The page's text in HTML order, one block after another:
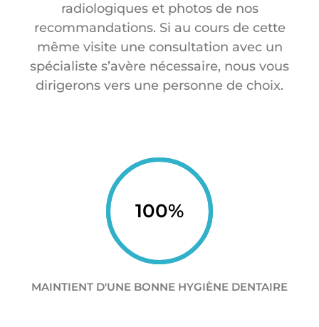
radiologiques et photos de nos
recommandations. Si au cours de cette
même visite une consultation avec un
spécialiste s’avère nécessaire, nous vous
dirigerons vers une personne de choix.
100%
MAINTIENT D'UNE BONNE HYGIÈNE DENTAIRE